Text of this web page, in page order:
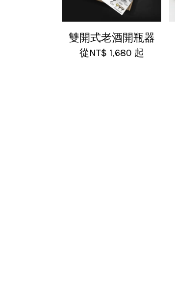
雙開式老酒開瓶器
從NT$ 1,680 起